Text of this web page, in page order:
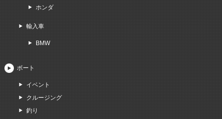
ホンダ
輸入車
BMW
ボート
イベント
クルージング
釣り